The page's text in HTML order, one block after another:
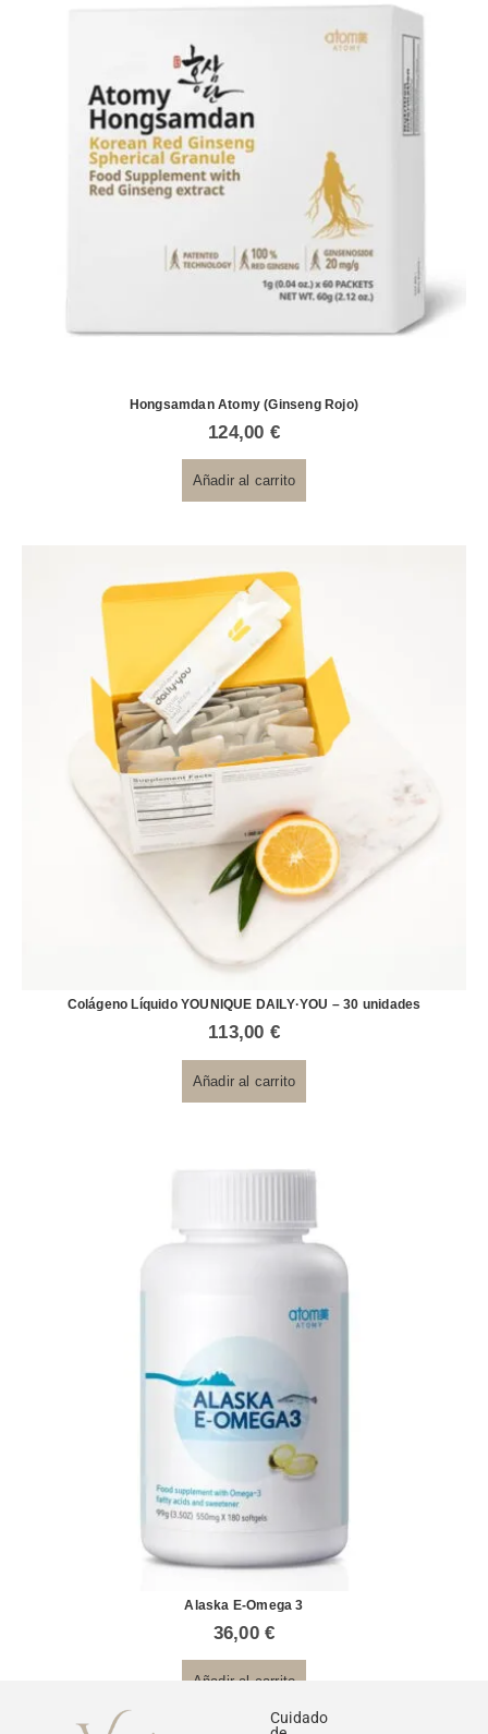
Hongsamdan Atomy (Ginseng Rojo)
124,00 €
Añadir al carrito
Colágeno Líquido YOUNIQUE DAILY·YOU – 30 unidades
113,00 €
Añadir al carrito
Alaska E-Omega 3
36,00 €
Añadir al carrito
Cuidado